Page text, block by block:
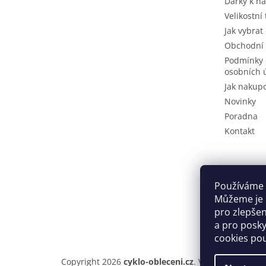
Používáme
Můžeme
pro
a pro
cookies
Velikostní
Jak
osobních
Jak
Novinky
Poradna
Kontakt
Copyright 2026 cyklo-obleceni.cz. Všechna práva